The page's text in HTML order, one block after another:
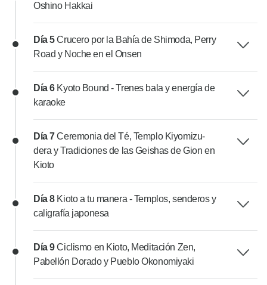
Oshino Hakkai
Día 5Crucero por la Bahía de Shimoda, Perry
Road y Noche en el Onsen
Día 6 Kyoto Bound - Trenes bala y energía de
karaoke
Día 7Ceremonia del Té, Templo Kiyomizu-
dera y Tradiciones de las Geishas de Gion en
Kioto
Día 8 Kioto a tu manera - Templos, senderos y
caligrafía japonesa
Día 9Ciclismo en Kioto, Meditación Zen,
Pabellón Dorado y Pueblo Okonomiyaki